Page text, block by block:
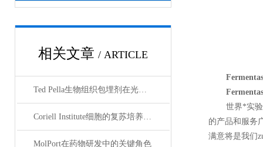
相关文章 / ARTICLE
Ted Pella生物组织包埋剂在光镜与电镜联用技术中的应用
Coriell Institute细胞的复苏培养与质量控制规范
MolPort在药物研发中的关键角色
世界*实
的产品和服务
满意将是我们